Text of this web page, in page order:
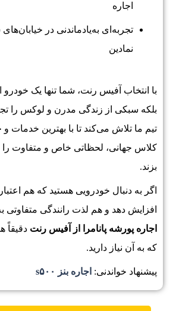
اجاره
تجربه‌ای به‌یادماندنی در
نمادین
با انتخاب آفیس رنت، شما تنها یک خودرو
بلکه سبکی از زندگی مدرن و لوکس را
تیم ما تلاش می‌کند تا با بهترین خدمات و
کلاس جهانی، لحظاتی خاص و متفاوت را
بزند.
اگر به دنبال خودرویی هستید که هم
افزایش دهد و هم لذت رانندگی متفاوتی
اجاره پورشه پانامرا از آفیس رنت دقیقاً
که به آن نیاز دارید.
پیشنهاد خواندنی: اجاره بنز s۵۰۰